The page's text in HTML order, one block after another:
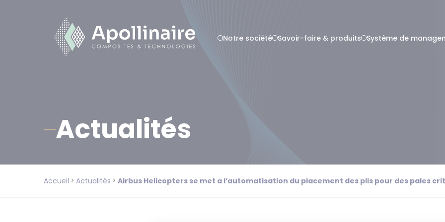
Notre société Savoir-faire & produits Système de
Actualités
Accueil Actualités Airbus Helicopters se met a l’automatisation du placement des plis pour des pales